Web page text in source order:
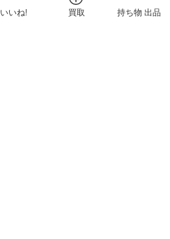
いいね! 買取 持ち物 出品